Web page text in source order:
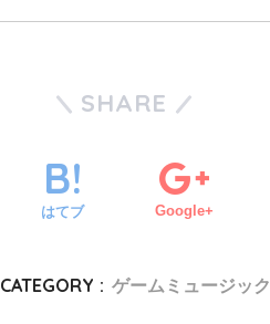
SHARE
はてブ Google+
CATEGORY : ゲームミュージック